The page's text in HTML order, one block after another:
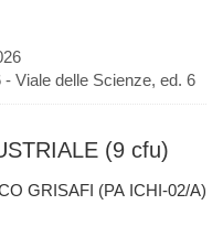
Viale delle Scienze, ed. 6
(9 cfu)
GRISAFI (PA ICHI-02/A)